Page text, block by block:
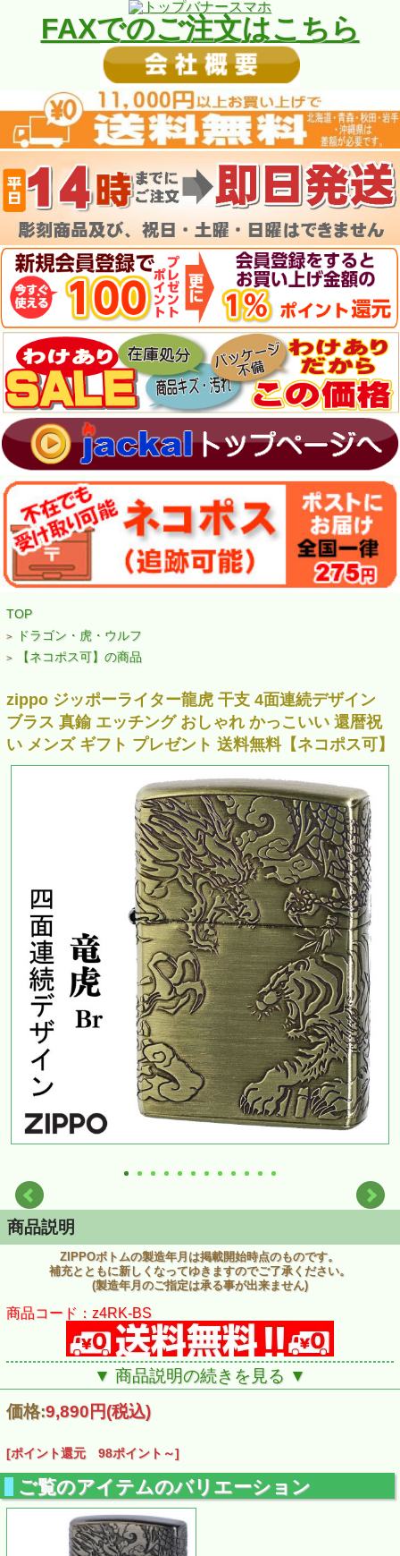
FAXでのご注文はこちら
TOP
> ドラゴン・虎・ウルフ
> 【ネコポス可】の商品
zippo ジッポーライター龍虎 干支 4面連続デザイン
ブラス 真鍮 エッチング おしゃれ かっこいい 還暦祝
い メンズ ギフト プレゼント 送料無料【ネコポス可】
商品説明
ZIPPOボトムの製造年月は掲載開始時点のものです。
補充とともに新しくなってゆきますのでご了承ください。
(製造年月のご指定は承る事が出来ません)
商品コード：z4RK-BS
▼ 商品説明の続きを見る ▼
価格:9,890円(税込)
[ポイント還元 98ポイント～]
ご覧のアイテムのバリエーション